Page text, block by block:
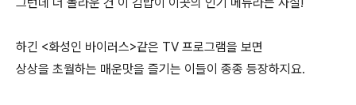
하긴 <화성인 바이러스>같은 TV 프로그램을 보면
상상을 초월하는 매운맛을 즐기는 이들이 종종 등장하지요.